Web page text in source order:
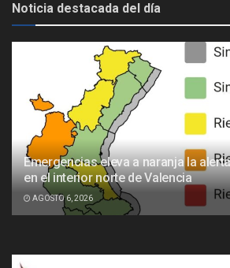
Noticia destacada del día
Emergencias eleva a naranja la
en el interior norte de Valencia
AGOSTO 6, 2026